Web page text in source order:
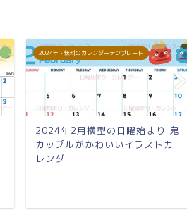
2024年・無料のカレンダーテンプレート
2024年2月横型の日曜始まり 鬼
カップルがかわいいイラストカ
レンダー